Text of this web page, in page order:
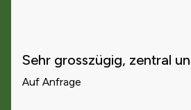
Sehr grosszügig, zentral
Auf Anfrage